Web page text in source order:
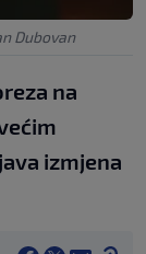
Dubovan
na
izmjena